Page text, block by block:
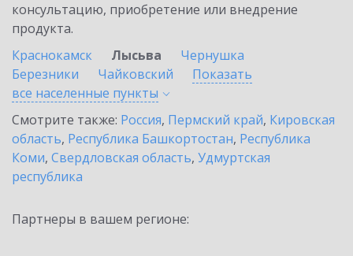
консультацию, приобретение или внедрение
продукта.
Краснокамск
Лысьва
Чернушка
Березники
Чайковский
Показать
все населенные пункты
Смотрите также: Россия, Пермский край, Кировская
область, Республика Башкортостан, Республика
Коми, Свердловская область, Удмуртская
республика
Партнеры в вашем регионе: